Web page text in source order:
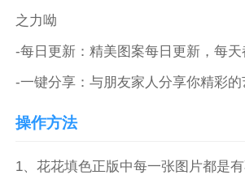
之力呦
-每日更新：精美图案每日更新，每
-一键分享：与朋友家人分享你精彩的
操作方法
1、花花填色正版中每一张图片都是